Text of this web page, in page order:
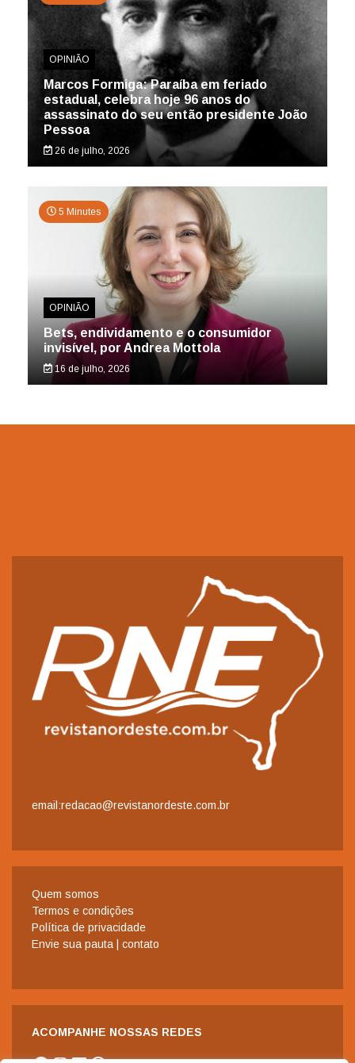
OPINIÃO
Marcos Formiga: Paraíba em feriado
estadual, celebra hoje 96 anos do
assassinato do seu então presidente João
Pessoa
26 de julho, 2026
5 Minutes
OPINIÃO
Bets, endividamento e o consumidor
invisível, por Andrea Mottola
16 de julho, 2026
email:redacao@revistanordeste.com.br
Quem somos
Termos e condições
Política de privacidade
Envie sua pauta | contato
ACOMPANHE NOSSAS REDES